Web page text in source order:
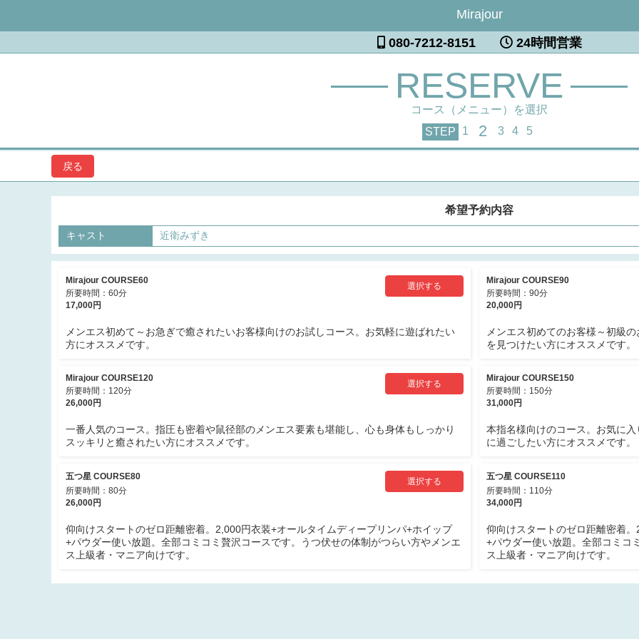
Mirajour
080-7212-8151
24時間営業
RESERVE
コース（メニュー）を選択
STEP
1 2 3 4 5
戻る
希望予約内容
キャスト 近衛みずき
Mirajour COURSE60
所要時間：60分
17,000円
選択する
メンエス初めて～お急ぎで癒されたいお客様向けのお試しコース。お気軽に遊ばれたい
方にオススメです。
Mirajour COURSE90
所要時間：90分
20,000円
メンエス初めてのお客様～初級
を見つけたい方にオススメです。
Mirajour COURSE120
所要時間：120分
26,000円
選択する
一番人気のコース。指圧も密着や鼠径部のメンエス要素も堪能し、心も身体もしっかり
スッキリと癒されたい方にオススメです。
Mirajour COURSE150
所要時間：150分
31,000円
本指名様向けのコース。お気に
に過ごしたい方にオススメです。
五つ星 COURSE80
所要時間：80分
26,000円
選択する
仰向けスタートのゼロ距離密着。2,000円衣装+オールタイムディープリンパ+ホイップ
+パウダー使い放題。全部コミコミ贅沢コースです。うつ伏せの体制がつらい方やメンエ
ス上級者・マニア向けです。
五つ星 COURSE110
所要時間：110分
34,000円
仰向けスタートのゼロ距離密着
+パウダー使い放題。全部コミコ
ス上級者・マニア向けです。